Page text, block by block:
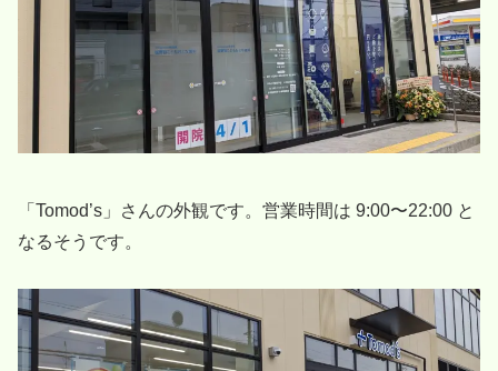
「Tomod’s」さんの外観です。営業時間は 9:00〜22:00 と
なるそうです。